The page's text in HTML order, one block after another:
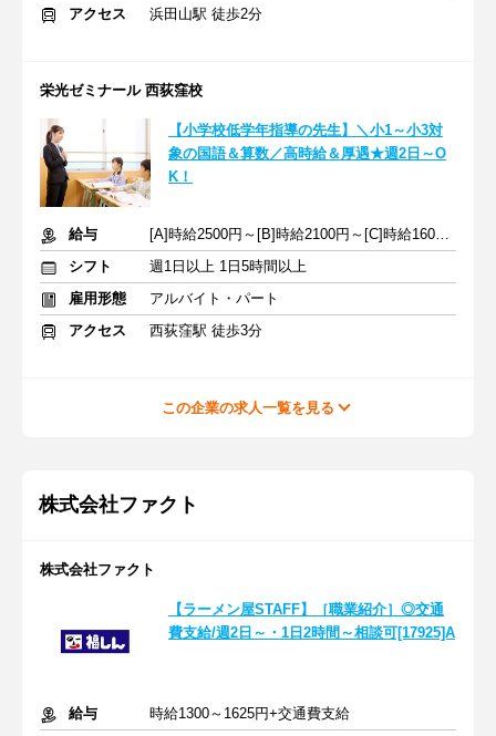
アクセス
浜田山駅 徒歩2分
栄光ゼミナール 西荻窪校
【小学校低学年指導の先生】＼小1～小3対
象の国語＆算数／高時給＆厚遇★週2日～O
K！
給与
[A]時給2500円～[B]時給2100円～[C]時給1600円～ ※生徒数による
シフト
週1日以上 1日5時間以上
雇用形態
アルバイト・パート
アクセス
西荻窪駅 徒歩3分
この企業の求人一覧を見る
株式会社ファクト
株式会社ファクト
【ラーメン屋STAFF】［職業紹介］◎交通
費支給/週2日～・1日2時間～相談可[17925]A
給与
時給1300～1625円+交通費支給